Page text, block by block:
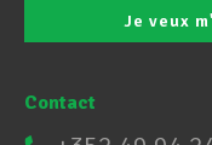
Je veux
Contact